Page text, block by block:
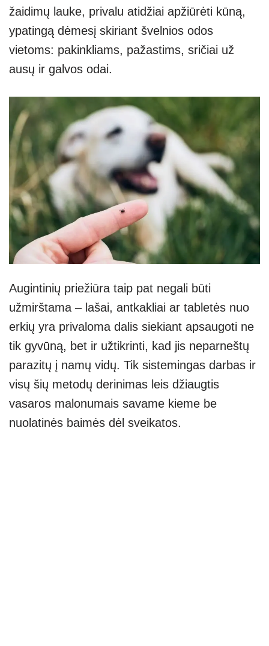
žaidimų lauke, privalu atidžiai apžiūrėti kūną,
ypatingą dėmesį skiriant švelnios odos
vietoms: pakinkliams, pažastims, sričiai už
ausų ir galvos odai.
Augintinių priežiūra taip pat negali būti
užmirštama – lašai, antkakliai ar tabletės nuo
erkių yra privaloma dalis siekiant apsaugoti ne
tik gyvūną, bet ir užtikrinti, kad jis neparneštų
parazitų į namų vidų. Tik sistemingas darbas ir
visų šių metodų derinimas leis džiaugtis
vasaros malonumais savame kieme be
nuolatinės baimės dėl sveikatos.